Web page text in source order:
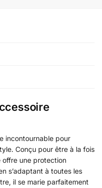
incontournable pour
Conçu pour être à la fois
une protection
s’adaptant à toutes les
il se marie parfaitement